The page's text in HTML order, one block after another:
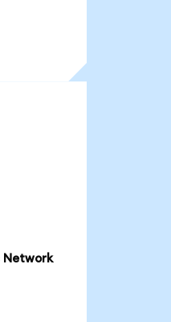
Network